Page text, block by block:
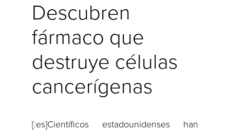
Descubren
fármaco que
destruye células
cancerígenas
[:es]Científicos estadounidenses han